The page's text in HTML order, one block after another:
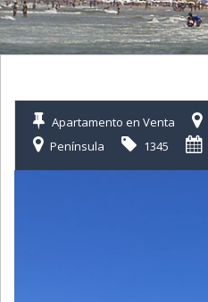
Apartamento en Venta
Península
1345